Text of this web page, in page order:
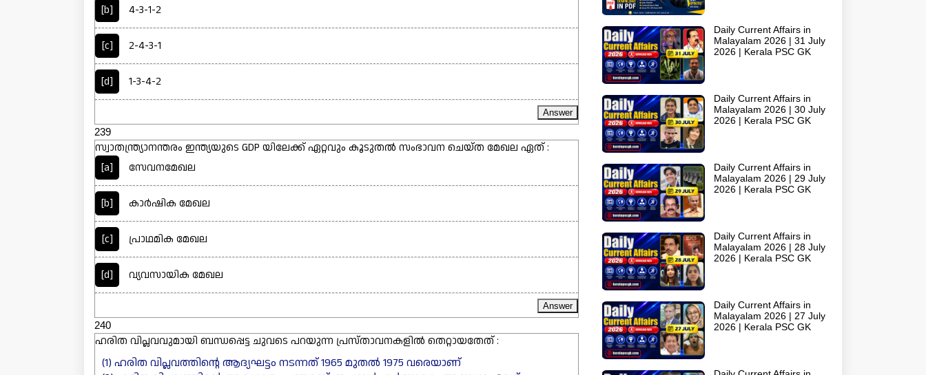
[b] 4-3-1-2
[c] 2-4-3-1
[d] 1-3-4-2
239
സ്വാതന്ത്ര്യാനന്തരം ഇന്ത്യയുടെ GDP യിലേക്ക് ഏറ്റവും കൂടുതൽ സംഭാവന ചെയ്ത മേഖല ഏത് :
[a]
സേവനമേഖല
[b] കാർഷിക മേഖല
[c] പ്രാഥമിക മേഖല
[d] വ്യവസായിക മേഖല
240
ഹരിത വിപ്ലവവുമായി ബന്ധപ്പെട്ട ചുവടെ പറയുന്ന പ്രസ്താവനകളിൽ തെറ്റായതേത് :
(1) ഹരിത വിപ്ലവത്തിന്റെ ആദ്യഘട്ടം നടന്നത് 1965 മുതൽ 1975 വരെയാണ്
Daily Current Affairs in
Malayalam 2026 | 31 July
2026 | Kerala PSC GK
Daily Current Affairs in
Malayalam 2026 | 30 July
2026 | Kerala PSC GK
Daily Current Affairs in
Malayalam 2026 | 29 July
2026 | Kerala PSC GK
Daily Current Affairs in
Malayalam 2026 | 28 July
2026 | Kerala PSC GK
Daily Current Affairs in
Malayalam 2026 | 27 July
2026 | Kerala PSC GK